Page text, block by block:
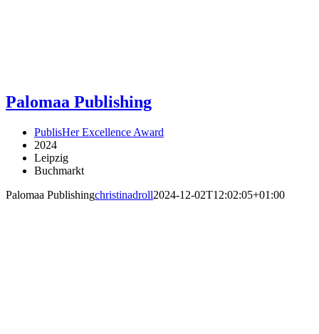
Palomaa Publishing
PublisHer Excellence Award
2024
Leipzig
Buchmarkt
Palomaa Publishingchristinadroll2024-12-02T12:02:05+01:00